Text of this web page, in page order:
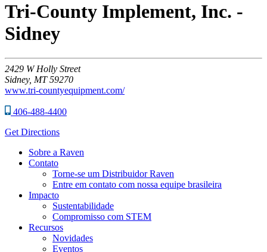
Tri-County Implement, Inc. -
Sidney
2429 W Holly Street
Sidney, MT 59270
www.tri-countyequipment.com/
406-488-4400
Get Directions
Sobre a Raven
Contato
Torne-se um Distribuidor Raven
Entre em contato com nossa equipe brasileira
Impacto
Sustentabilidade
Compromisso com STEM
Recursos
Novidades
Eventos